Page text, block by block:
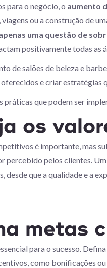
para o negócio, o aumento
ou a construção de
uma questão de
positivamente todas as
de salões de beleza e
e criar estratégias
práticas que podem ser
os
é importante, mas
percebido pelos clientes.
desde que a qualidade e a
metas
para o sucesso.
como bonificações